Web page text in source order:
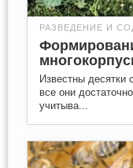
РАЗВЕДЕНИЕ И
Известны десятки
все они
учитыва...